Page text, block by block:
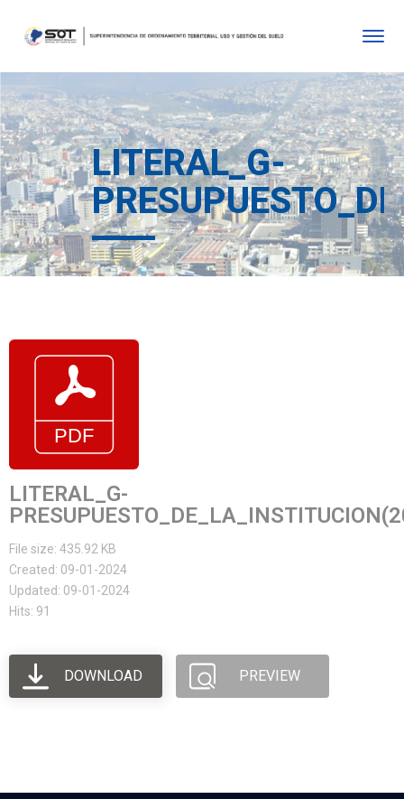
LITERAL_G-
LITERAL_G-
File size: 435.92 KB
Created: 09-01-2024
Updated: 09-01-2024
Hits: 91
DOWNLOAD PREVIEW